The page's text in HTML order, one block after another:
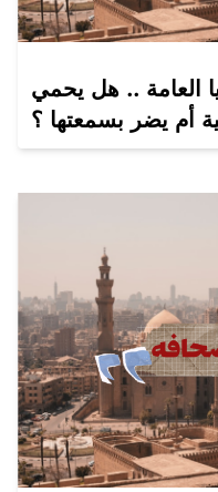
العامة .. هل يحمي
أم يضر بسمعتها ؟